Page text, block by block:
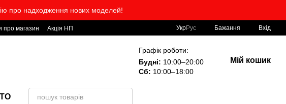
про надходження нових моделей!
про магазин Акція НП УкрРус Бажання Вхід
Графік роботи:
Будні: 10:00–20:00
Сб: 10:00–18:00
Мій кошик